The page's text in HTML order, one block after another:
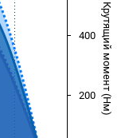
Крутящий момент (Нм)
200
400